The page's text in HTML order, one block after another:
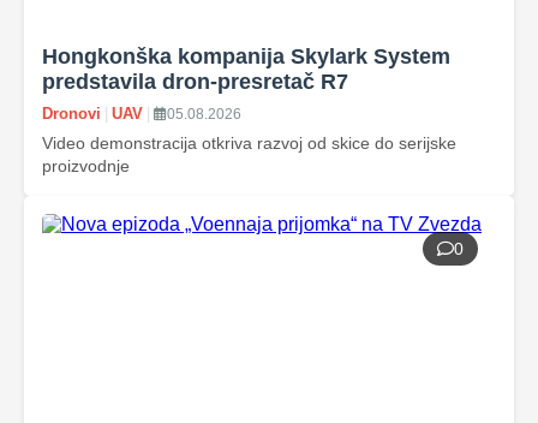
Hongkonška kompanija Skylark System
predstavila dron‑presretač R7
Dronovi UAV 05.08.2026
Video demonstracija otkriva razvoj od skice do serijske
proizvodnje
0